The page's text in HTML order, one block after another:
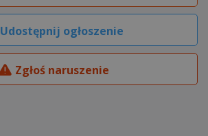
Udostępnij ogłoszenie
Zgłoś naruszenie